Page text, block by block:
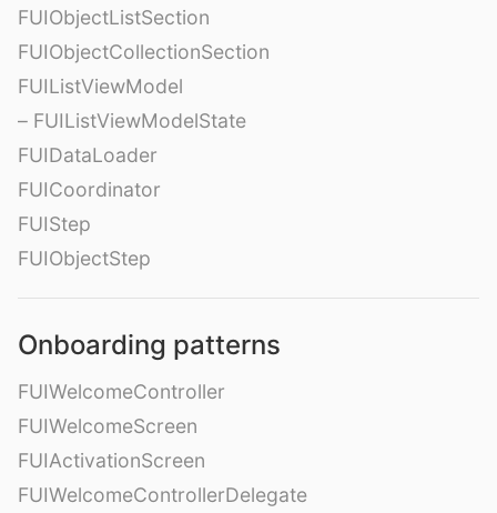
FUIObjectListSection
FUIObjectCollectionSection
FUIListViewModel
– FUIListViewModelState
FUIDataLoader
FUICoordinator
FUIStep
FUIObjectStep
Onboarding patterns
FUIWelcomeController
FUIWelcomeScreen
FUIActivationScreen
FUIWelcomeControllerDelegate